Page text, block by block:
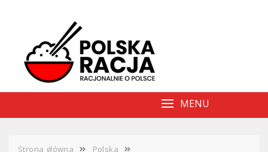
MENU
Strona główna Polska